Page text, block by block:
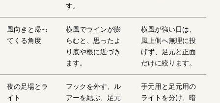
す。
風向きと帰っ
てくる角度
横風でラインが膨
らむと、思ったよ
り底や根に近づき
ます。
横風が強い日は、
風上側へ無理に投
げず、足元と正面
だけに絞ります。
夜の足場とラ
イト
フックを外す、ル
アーを結ぶ、足元
手元用と足元用の
ライトを分け、暗